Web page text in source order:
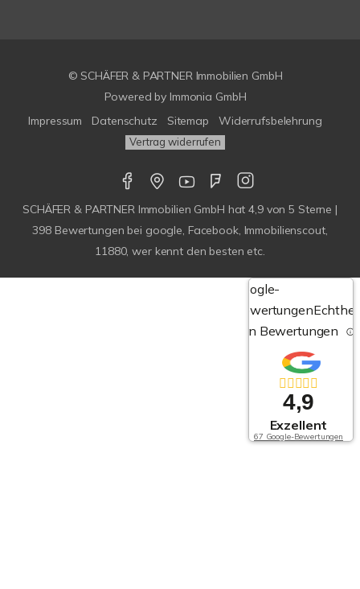
© SCHÄFER & PARTNER Immobilien GmbH
Powered by Immonia GmbH
Impressum
Datenschutz Sitemap Widerrufsbelehrung
Vertrag widerrufen
SCHÄFER & PARTNER Immobilien GmbH hat4,9von5 Sterne |
398 Bewertungen bei google, Facebook, Immobilienscout,
11880, wer kennt den besten etc.
Google-
Bewertungen
von Bewertungen
4,9
Exzellent
67 Google-Bewertungen